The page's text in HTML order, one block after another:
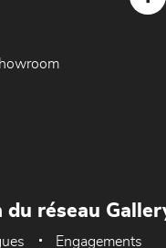
du réseau
Engagements